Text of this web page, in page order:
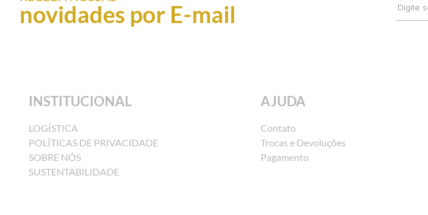
novidades por E-mail
INSTITUCIONAL
LOGÍSTICA
POLÍTICAS DE PRIVACIDADE
SOBRE NÓS
SUSTENTABILIDADE
AJUDA
Contato
Trocas e Devoluções
Pagamento